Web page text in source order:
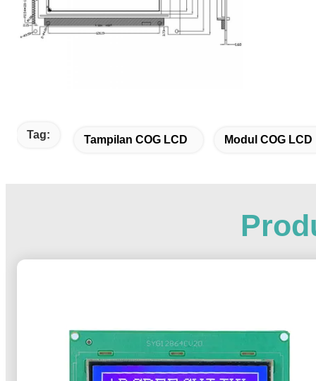
Tag: Tampilan COG LCD Modul COG LCD